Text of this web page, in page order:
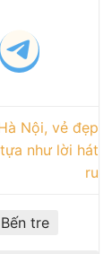
Nội, vẻ đẹp
như lời hát
ru
Bến tre